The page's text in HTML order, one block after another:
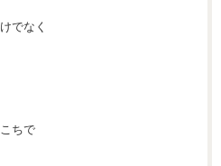
でなく
ちで